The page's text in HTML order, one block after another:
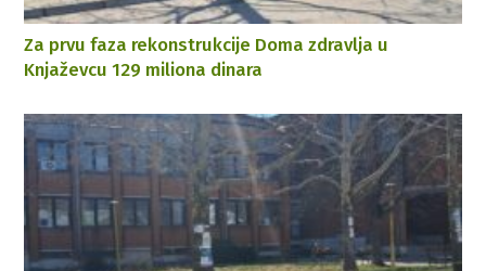
Za prvu faza rekonstrukcije Doma zdravlja u
Knjaževcu 129 miliona dinara